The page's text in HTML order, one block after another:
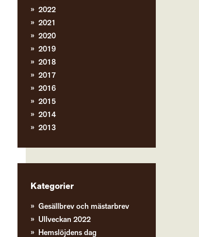
2022
2021
2020
2019
2018
2017
2016
2015
2014
2013
Kategorier
Gesällbrev och mästarbrev
Ullveckan 2022
Hemslöjdens dag